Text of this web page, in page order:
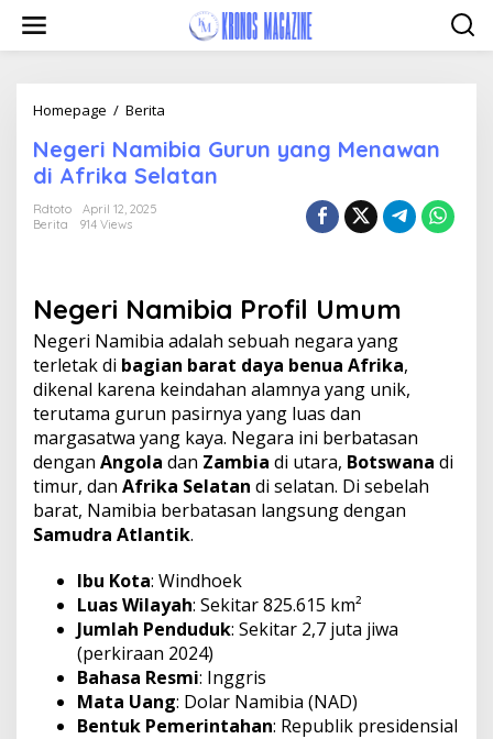
content
Homepage / Berita
Gurun
yang
Menawan
Negeri Namibia Gurun yang Menawan
di Afrika Selatan
Rdtoto
April 12, 2025
Berita
914 Views
Negeri Namibia Profil Umum
Negeri Namibia adalah sebuah negara yang
terletak di bagian barat daya benua Afrika,
dikenal karena keindahan alamnya yang unik,
terutama gurun pasirnya yang luas dan
margasatwa yang kaya. Negara ini berbatasan
dengan Angola dan Zambia di utara, Botswana di
timur, dan Afrika Selatan di selatan. Di sebelah
barat, Namibia berbatasan langsung dengan
Samudra Atlantik.
Ibu Kota: Windhoek
Luas Wilayah: Sekitar 825.615 km²
Jumlah Penduduk: Sekitar 2,7 juta jiwa
(perkiraan 2024)
Bahasa Resmi: Inggris
Mata Uang: Dolar Namibia (NAD)
Bentuk Pemerintahan: Republik presidensial